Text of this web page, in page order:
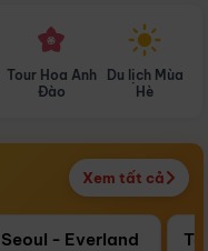
Tour Hoa Anh
Đào
Du lịch Mùa
Hè
Xem tất cả
Điểm nổi bật
- Everland